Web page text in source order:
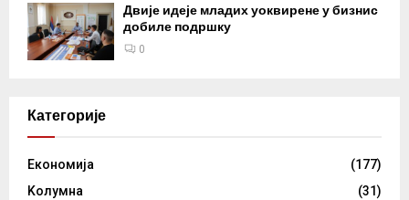
Двије идеје младих уоквирене у бизнис
добиле подршку
0
Категорије
Eкономија
(177)
Kолумнa
(31)